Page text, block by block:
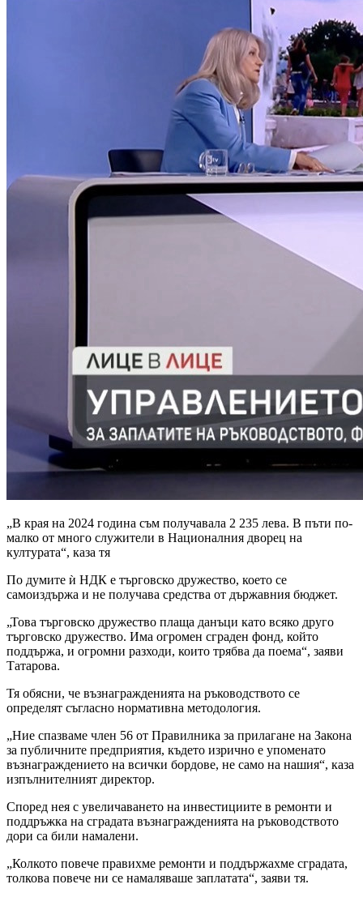
„В края на 2024 година съм получавала 2 235 лева. В пъти по-
малко от много служители в Националния дворец на
културата“, каза тя
По думите ѝ НДК е търговско дружество, което се
самоиздържа и не получава средства от държавния бюджет.
„Това търговско дружество плаща данъци като всяко друго
търговско дружество. Има огромен сграден фонд, който
поддържа, и огромни разходи, които трябва да поема“, заяви
Татарова.
Тя обясни, че възнагражденията на ръководството се
определят съгласно нормативна методология.
„Ние спазваме член 56 от Правилника за прилагане на Закона
за публичните предприятия, където изрично е упоменато
възнаграждението на всички бордове, не само на нашия“, каза
изпълнителният директор.
Според нея с увеличаването на инвестициите в ремонти и
поддръжка на сградата възнагражденията на ръководството
дори са били намалени.
„Колкото повече правихме ремонти и поддържахме сградата,
толкова повече ни се намаляваше заплатата“, заяви тя.